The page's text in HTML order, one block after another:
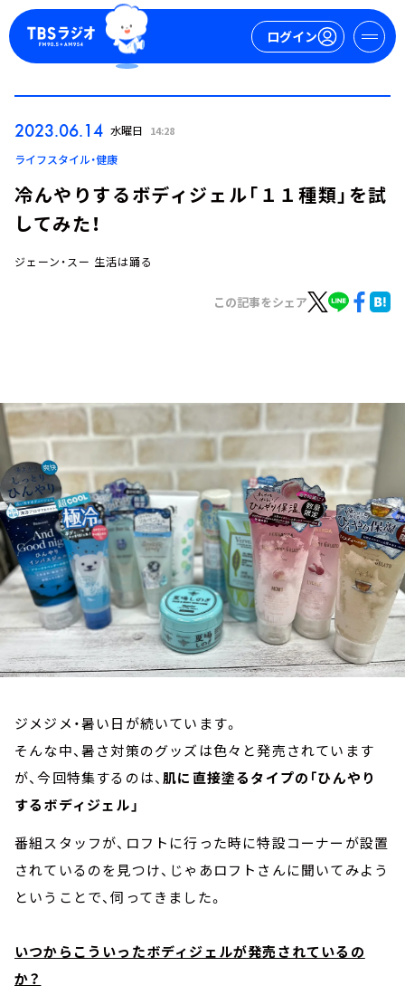
ログイン
ログイン
お知らせ
イベント・グッズ
YouTube
会社情報
2023.06.14 水曜日 14:28
ライフスタイル・健康
冷んやりするボディジェル「１１種類」を試
してみた！
ジェーン・スー 生活は踊る
この記事をシェア
ジメジメ・暑い日が続いています。
そんな中、暑さ対策のグッズは色々と発売されています
が、今回特集するのは、肌に直接塗るタイプの「ひんやり
するボディジェル」
番組スタッフが、ロフトに行った時に特設コーナーが設置
されているのを見つけ、じゃあロフトさんに聞いてみよう
ということで、伺ってきました。
いつからこういったボディジェルが発売されているの
か？